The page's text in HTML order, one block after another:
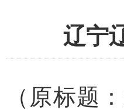
辽宁
（原标题